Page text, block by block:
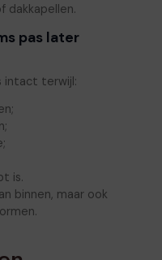
dakkapellen.
pas later
intact terwijl:
is.
binnen, maar ook